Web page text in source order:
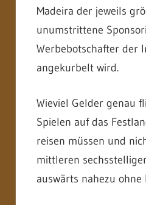
Madeira der jeweils
unumstrittene
Werbebotschafter der
angekurbelt wird.
Wieviel Gelder genau
Spielen auf das
reisen müssen und
mittleren
auswärts nahezu